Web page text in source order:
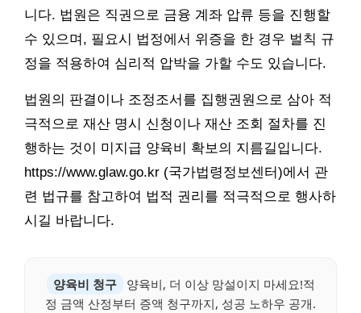
니다. 법원은 직권으로 금융 계좌 압류 등을 진행할
수 있으며, 필요시 법정에서 위증을 한 경우 벌칙 규
정을 적용하여 심리적 압박을 가할 수도 있습니다.
법원의 판결이나 조정조서를 집행권원으로 삼아 적
극적으로 재산 명시 신청이나 재산 조회 절차를 진
행하는 것이 미지급 양육비 확보의 지름길입니다.
https://www.glaw.go.kr (국가법령정보센터)에서 관
련 법규를 참고하여 법적 권리를 적극적으로 행사하
시길 바랍니다.
양육비 청구
양육비, 더 이상 망설이지 마세요!적
정 금액 산정부터 증액 청구까지, 성공 노하우 공개.